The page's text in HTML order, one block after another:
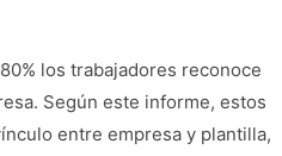
los trabajadores reconoce
Según este informe, estos
entre empresa y plantilla,